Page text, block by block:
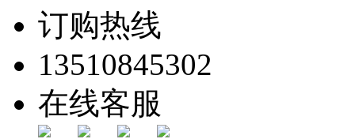
订购热线
13510845302
在线客服